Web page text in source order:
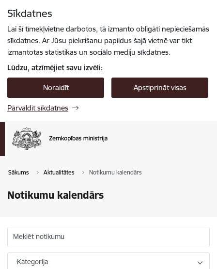
Sīkdatnes
Lai šī tīmekļvietne darbotos, tā izmanto obligāti nepieciešamās
sīkdatnes. Ar Jūsu piekrišanu papildus šajā vietnē var tikt
izmantotas statistikas un sociālo mediju sīkdatnes.
Lūdzu, atzīmējiet savu izvēli:
Noraidīt Apstiprināt visas
Pārvaldīt sīkdatnes
Sākums Aktualitātes Notikumu kalendārs
Notikumu kalendārs
Meklēt notikumu
Kategorija